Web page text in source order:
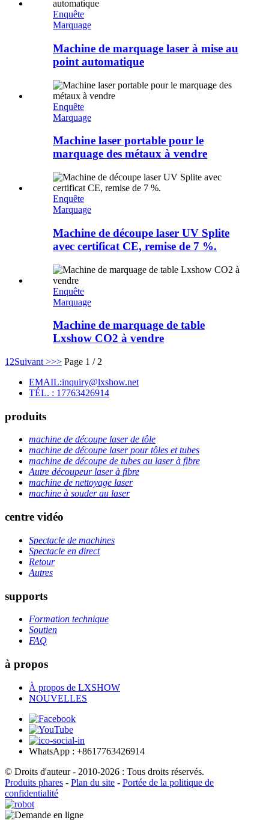
Enquête
Marquage
Machine de marquage laser à mise au
point automatique
Enquête
Marquage
Machine laser portable pour le
marquage des métaux à vendre
Enquête
Marquage
Machine de découpe laser UV Splite
avec certificat CE, remise de 7 %.
Enquête
Marquage
Machine de marquage de table
Lxshow CO2 à vendre
1 2Suivant >>> Page 1 / 2
EMAIL:inquiry@lxshow.net
TÉL. : 17763426914
produits
machine de découpe laser de tôle
machine de découpe laser pour tôles et tubes
machine de découpe de tubes au laser à fibre
Autre découpeur laser à fibre
machine de nettoyage laser
machine à souder au laser
centre vidéo
Spectacle de machines
Spectacle en direct
Retour
Autres
supports
Formation technique
Soutien
FAQ
à propos
À propos de LXSHOW
NOUVELLES
WhatsApp : +8617763426914
© Droits d'auteur - 2010-2026 : Tous droits réservés.
Produits phares - Plan du site - Portée de la politique de
confidentialité